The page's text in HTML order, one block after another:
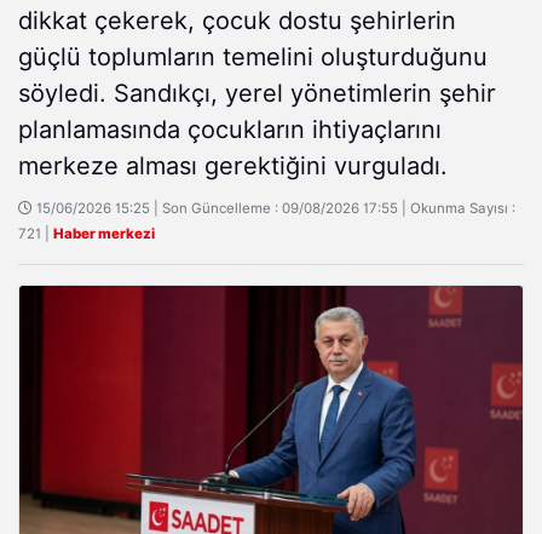
dikkat çekerek, çocuk dostu şehirlerin
güçlü toplumların temelini oluşturduğunu
söyledi. Sandıkçı, yerel yönetimlerin şehir
planlamasında çocukların ihtiyaçlarını
merkeze alması gerektiğini vurguladı.
15/06/2026 15:25 | Son Güncelleme : 09/08/2026 17:55 | Okunma Sayısı :
721 | Haber merkezi